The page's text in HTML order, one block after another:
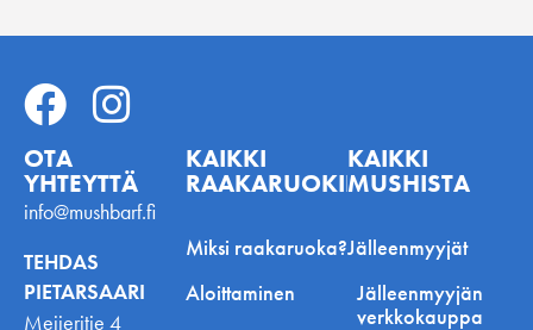
OTA
YHTEYTTÄ
info@mushbarf.fi
TEHDAS
PIETARSAARI
Meijeritie 4
KAIKKI
RAAKARUOKINNASTA
Miksi raakaruoka?
Aloittaminen
KAIKKI
MUSHISTA
Jälleenmyyjät
Jälleenmyyjän
verkkokauppa